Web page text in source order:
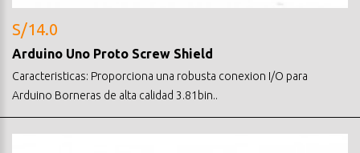
S/14.0
Arduino Uno Proto Screw Shield
Caracteristicas: Proporciona una robusta conexion I/O para
Arduino Borneras de alta calidad 3.81bin..